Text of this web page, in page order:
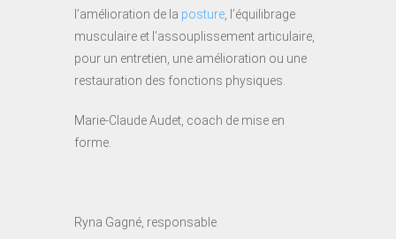
l’amélioration de la posture , l’équilibrage
musculaire et l’assouplissement articulaire,
pour un entretien, une amélioration ou une
restauration des fonctions physiques.
Marie-Claude Audet, coach de mise en
forme.
Ryna Gagné, responsable